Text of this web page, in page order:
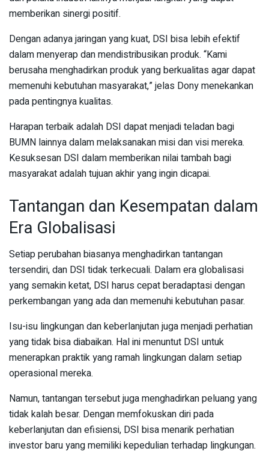
memberikan sinergi positif.
Dengan adanya jaringan yang kuat, DSI bisa lebih efektif
dalam menyerap dan mendistribusikan produk. “Kami
berusaha menghadirkan produk yang berkualitas agar dapat
memenuhi kebutuhan masyarakat,” jelas Dony menekankan
pada pentingnya kualitas.
Harapan terbaik adalah DSI dapat menjadi teladan bagi
BUMN lainnya dalam melaksanakan misi dan visi mereka.
Kesuksesan DSI dalam memberikan nilai tambah bagi
masyarakat adalah tujuan akhir yang ingin dicapai.
Tantangan dan Kesempatan dalam
Era Globalisasi
Setiap perubahan biasanya menghadirkan tantangan
tersendiri, dan DSI tidak terkecuali. Dalam era globalisasi
yang semakin ketat, DSI harus cepat beradaptasi dengan
perkembangan yang ada dan memenuhi kebutuhan pasar.
Isu-isu lingkungan dan keberlanjutan juga menjadi perhatian
yang tidak bisa diabaikan. Hal ini menuntut DSI untuk
menerapkan praktik yang ramah lingkungan dalam setiap
operasional mereka.
Namun, tantangan tersebut juga menghadirkan peluang yang
tidak kalah besar. Dengan memfokuskan diri pada
keberlanjutan dan efisiensi, DSI bisa menarik perhatian
investor baru yang memiliki kepedulian terhadap lingkungan.